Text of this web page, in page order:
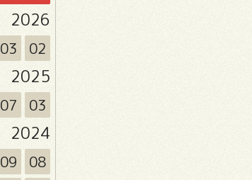
2026
03 02
2025
07 03
2024
09
08